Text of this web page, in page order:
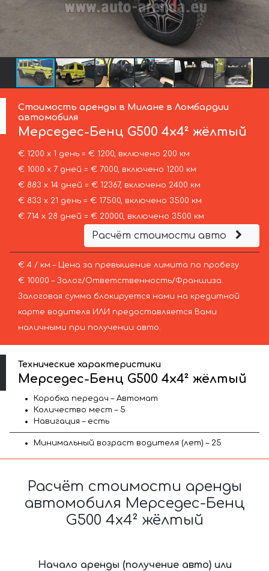
Стоимость аренды в Милане в Ломбардии
автомобиля
Мерседес-Бенц G500 4x4² жёлтый
€ 1200 х 1 день = € 1200, включено 200 км
€ 1000 х 7 дней = € 7000, включено 1200 км
€ 883 х 14 дней = € 12367, включено 2400 км
€ 833 х 21 день = € 17500, включено 3500 км
€ 714 х 28 дней = € 20000, включено 3500 км
Расчёт стоимости авто
€ 4 / км – Цена за превышение лимита по пробегу
€ 10000 – Залог/Ответственность/Франшиза.
Залоговая сумма блокируется нами на кредитной
карте водителя ИЛИ предоставляется Вами
наличными при получении авто.
Технические характеристики
Мерседес-Бенц G500 4x4² жёлтый
Коробка передач – Автомат
Количество мест – 5
Навигация – есть
Минимальный возраст водителя (лет) – 25
Расчёт стоимости аренды
автомобиля Мерседес-Бенц
G500 4x4² жёлтый
Начало аренды (получение авто) или